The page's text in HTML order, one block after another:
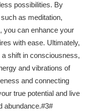
possibilities. By
as meditation,
you can enhance your
with ease. Ultimately,
shift in consciousness,
and vibrations of
and connecting
true potential and live
abundance.#3#